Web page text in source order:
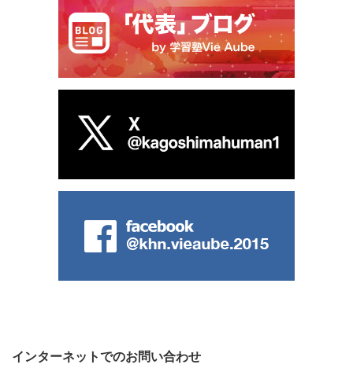
インターネットでのお問い合わせ